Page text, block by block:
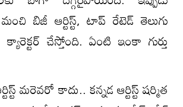
బిజీ ఆర్టిస్ట్, టాప్ రేటెడ్ తెలుగు
చేస్తోంది. ఏంటి ఇంకా గుర్తు
మరెవరో కాదు.. కన్నడ ఆర్టిస్ట్ షర్మిత